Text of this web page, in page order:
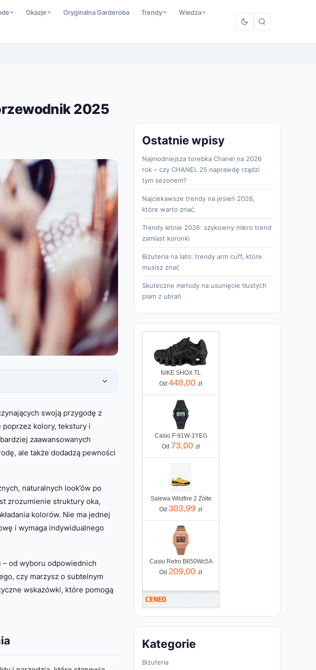
Okazje Oryginalna Garderoba Trendy Wiedza
2025
swoją przygodę z
kolory, tekstury i
zaawansowanych
ale także dodadzą pewności
naturalnych look’ów po
zrozumienie struktury oka,
kolorów. Nie ma jednej
i wymaga indywidualnego
od wyboru odpowiednich
czy marzysz o subtelnym
wskazówki, które pomogą
Ostatnie wpisy
Najmodniejsza torebka Chanel na 2026
rok – czy CHANEL 25 naprawdę rządzi
tym sezonem?
Najciekawsze trendy na jesień 2026,
które warto znać.
Trendy letnie 2026: szykowny mikro trend
zamiast koronki
Biżuteria na lato: trendy arm cuff, które
musisz znać
Skuteczne metody na usunięcie tłustych
plam z ubrań
NIKE SHOX TL
Od 448,00 zł
Casio F-91W-1YEG
Od 73,00 zł
Salewa Wildfire 2 Żółte
Od 303,99 zł
Casio Retro B650Wc5A
Od 209,00 zł
Kategorie
Biżuteria